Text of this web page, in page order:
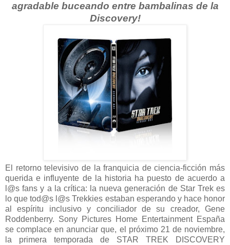
agradable buceando entre bambalinas de la
Discovery!
El retorno televisivo de la franquicia de ciencia-ficción más
querida e influyente de la historia ha puesto de acuerdo a
l@s fans y a la crítica: la nueva generación de Star Trek es
lo que tod@s l@s Trekkies estaban esperando y hace honor
al espíritu inclusivo y conciliador de su creador, Gene
Roddenberry. Sony Pictures Home Entertainment España
se complace en anunciar que, el próximo 21 de noviembre,
la primera temporada de STAR TREK DISCOVERY